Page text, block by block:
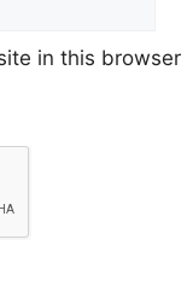
in this browser